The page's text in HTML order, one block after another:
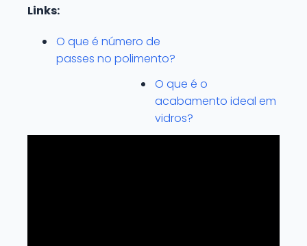
Links:
O que é número de
passes no polimento?
O que é o
acabamento ideal em
vidros?